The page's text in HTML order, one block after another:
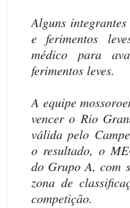
Alguns
e ferimentos
médico para
ferimentos leves.
A equipe
vencer o Rio
válida pelo
o resultado, o
do Grupo A, com
zona de
competição.